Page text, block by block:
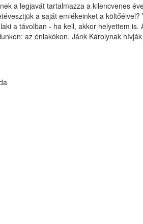
a legjavát tartalmazza a kilencvenes
a saját emlékeinket a
a távolban - ha kell, akkor helyettem
az énlakókon. Jánk Károlynak